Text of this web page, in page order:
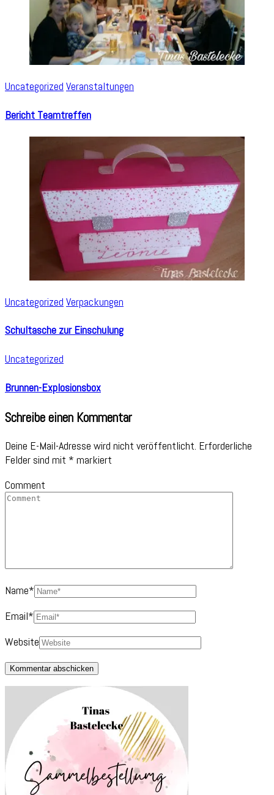
Uncategorized Veranstaltungen
Bericht Teamtreffen
Uncategorized Verpackungen
Schultasche zur Einschulung
Uncategorized
Brunnen-Explosionsbox
Schreibe einen Kommentar
Deine E-Mail-Adresse wird nicht veröffentlicht. Erforderliche
Felder sind mit * markiert
Comment
Name*
Email*
Website